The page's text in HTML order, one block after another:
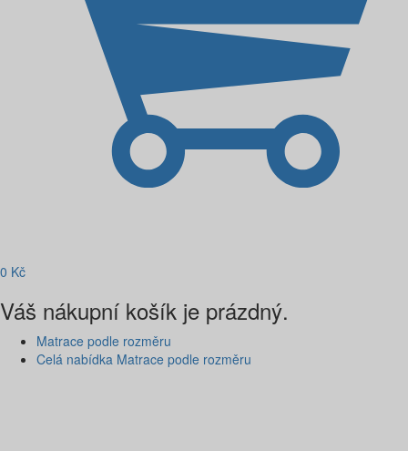
0 Kč
Váš nákupní košík je prázdný.
Matrace podle rozměru
Celá nabídka Matrace podle rozměru